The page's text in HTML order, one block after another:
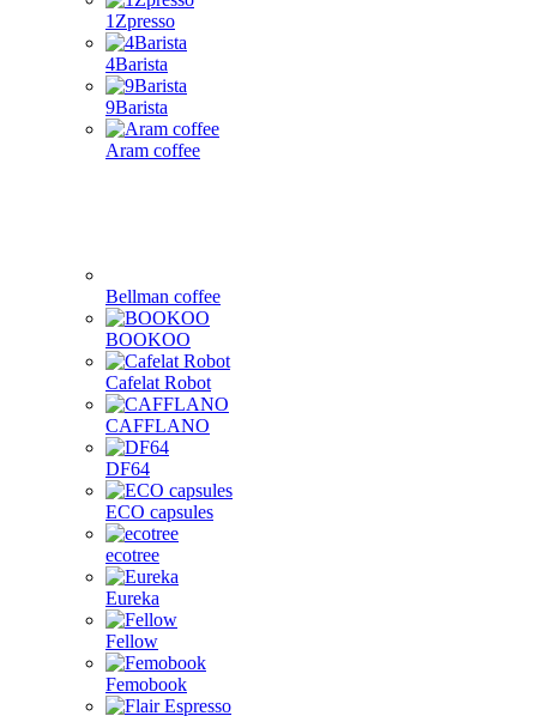
1Zpresso
4Barista
9Barista
Aram coffee
Bellman coffee
BOOKOO
Cafelat Robot
CAFFLANO
DF64
ECO capsules
ecotree
Eureka
Fellow
Femobook